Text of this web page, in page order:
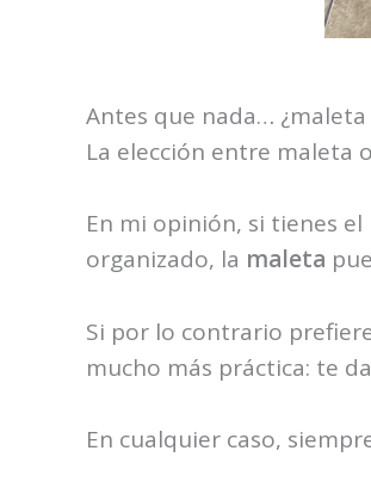
Antes que nada…
La elección entre maleta
En mi opinión, si tienes el
organizado, la maleta
Si por lo contrario
mucho más práctica: te
En cualquier caso,